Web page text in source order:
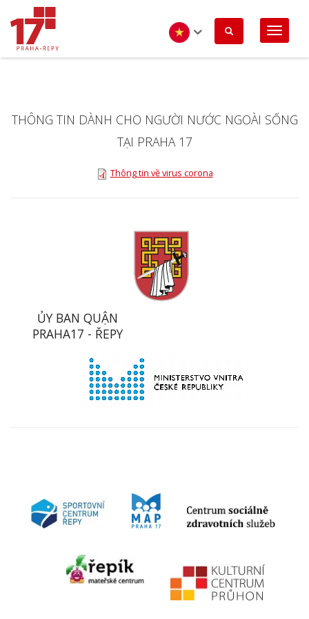
đến
dung
Vietnamese
THÔNG TIN DÀNH CHO NGƯỜI NƯỚC NGOÀI SỐNG
TẠI PRAHA 17
Thông tin về virus corona
ỦY BAN QUẬN
PRAHA17 - ŘEPY